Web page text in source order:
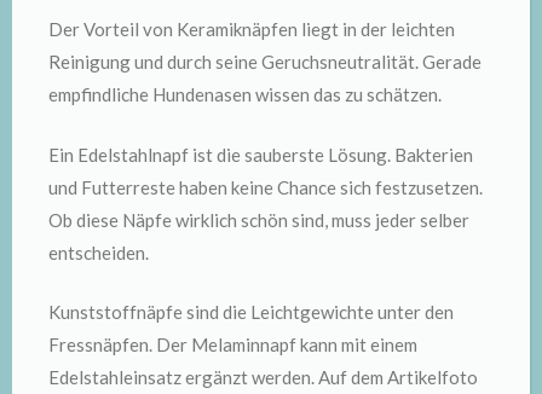
Der Vorteil von Keramiknäpfen liegt in der leichten
Reinigung und durch seine Geruchsneutralität. Gerade
empfindliche Hundenasen wissen das zu schätzen.
Ein Edelstahlnapf ist die sauberste Lösung. Bakterien
und Futterreste haben keine Chance sich festzusetzen.
Ob diese Näpfe wirklich schön sind, muss jeder selber
entscheiden.
Kunststoffnäpfe sind die Leichtgewichte unter den
Fressnäpfen. Der Melaminnapf kann mit einem
Edelstahleinsatz ergänzt werden. Auf dem Artikelfoto